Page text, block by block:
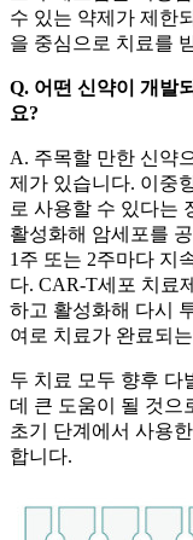
수 있는 약제가 제한
을 중심으로 치료를
Q. 어떤 신약이 개발
요?
A. 주목할 만한 신약
제가 있습니다. 이중
로 사용할 수 있다는
활성화해 암세포를
1주 또는 2주마다 지
다. CAR-T세포 치료
하고 활성화해 다시
여로 치료가 완료되
두 치료 모두 향후 다
데 큰 도움이 될 것으
초기 단계에서 사용
합니다.